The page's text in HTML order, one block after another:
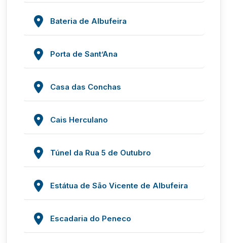
Bateria de Albufeira
Porta de Sant’Ana
Casa das Conchas
Cais Herculano
Túnel da Rua 5 de Outubro
Estátua de São Vicente de Albufeira
Escadaria do Peneco